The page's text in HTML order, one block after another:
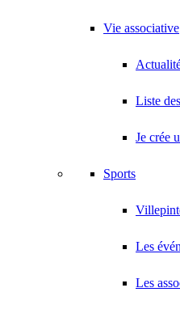
Vie associative
Liste
Je crée
Sports
Les
Les